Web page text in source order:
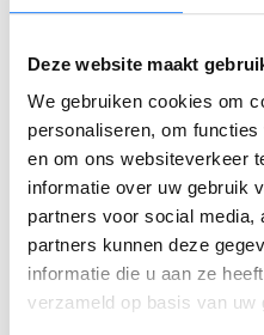
Deze website maakt
We gebruiken cookies om
personaliseren, om
en om ons websiteverkeer
informatie over uw gebruik
partners voor social media,
partners kunnen deze
informatie die u aan ze
verzameld op basis van
⟵ Terug naar overzicht